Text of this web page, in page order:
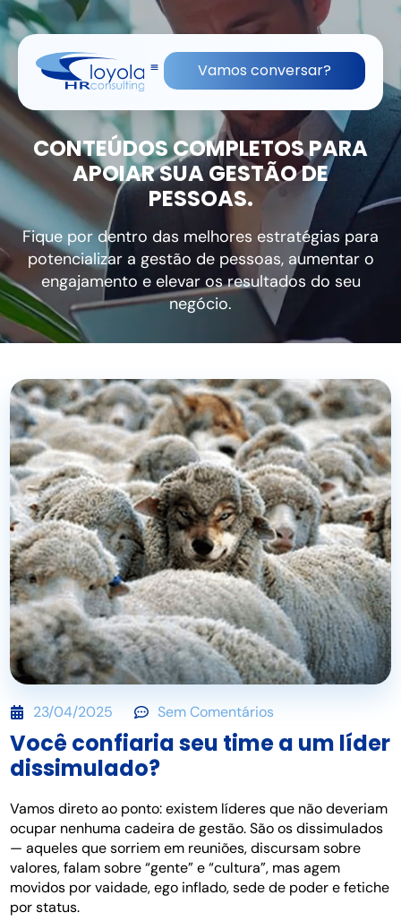
(11) 91836-0813 contato@lhrc.com.br
Vamos conversar?
CONTEÚDOS COMPLETOS PARA
APOIAR SUA GESTÃO DE
PESSOAS.
Fique por dentro das melhores estratégias para
potencializar a gestão de pessoas, aumentar o
engajamento e elevar os resultados do seu
negócio.
23/04/2025 Sem Comentários
Você confiaria seu time a um líder
dissimulado?
Vamos direto ao ponto: existem líderes que não deveriam
ocupar nenhuma cadeira de gestão. São os dissimulados
— aqueles que sorriem em reuniões, discursam sobre
valores, falam sobre “gente” e “cultura”, mas agem
movidos por vaidade, ego inflado, sede de poder e fetiche
por status.